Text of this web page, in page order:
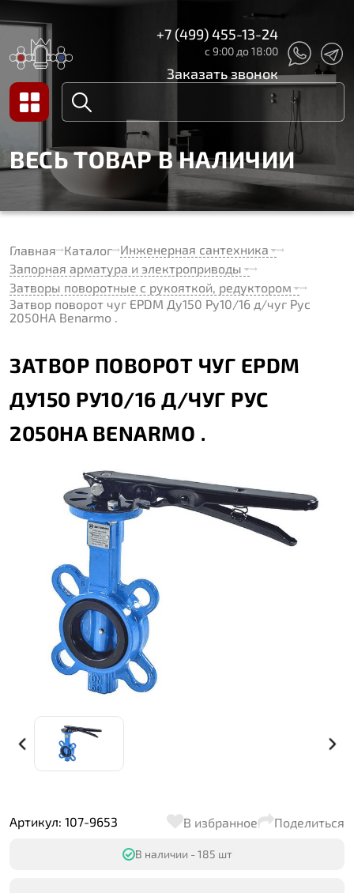
+7 (499) 455-13-24
с 9:00 до 18:00
Заказать звонок
ВЕСЬ ТОВАР В НАЛИЧИИ
Главная Каталог Инженерная сантехника
Запорная арматура и электроприводы
Затворы поворотные с рукояткой, редуктором
Затвор поворот чуг EPDM Ду150 Ру10/16 д/чуг Рус
2050HA Benarmo .
ЗАТВОР ПОВОРОТ ЧУГ EPDM
ДУ150 РУ10/16 Д/ЧУГ РУС
2050HA BENARMO .
Артикул: 107-9653 В избранное Поделиться
В наличии - 185 шт